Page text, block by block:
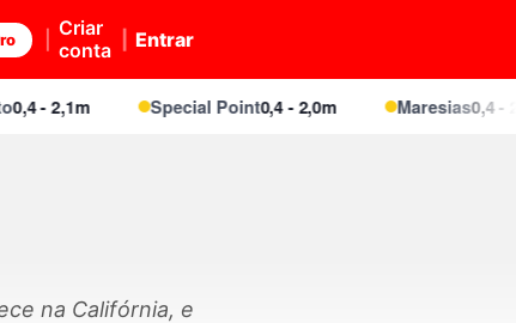
Criar
conta
Entrar
- 2,1m Special Point0,4 - 2,0m Maresias0,4 - 2,1m
na Califórnia, e